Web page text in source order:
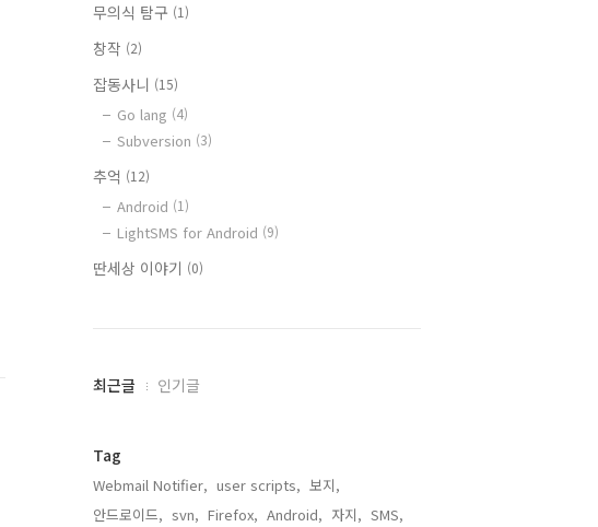
무의식 탐구 (1)
창작 (2)
잡동사니 (15)
Go lang (4)
Subversion (3)
추억 (12)
Android (1)
LightSMS for Android (9)
딴세상 이야기 (0)
최
과
기
글
최근글 인기글
Tag
Webmail Notifier, user scripts, 보지,
안드로이드, svn, Firefox, Android, 자지, SMS,